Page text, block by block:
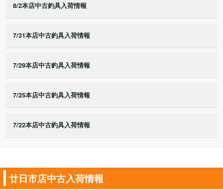
8/2本店中古釣具入荷情報
7/31本店中古釣具入荷情報
7/29本店中古釣具入荷情報
7/25本店中古釣具入荷情報
7/22本店中古釣具入荷情報
廿日市店中古入荷情報